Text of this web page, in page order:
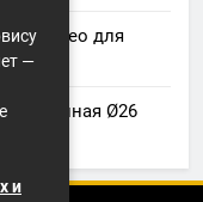
Leo для
Ø26
—
и